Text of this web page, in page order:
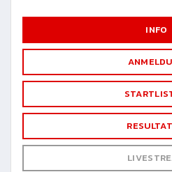
INFO